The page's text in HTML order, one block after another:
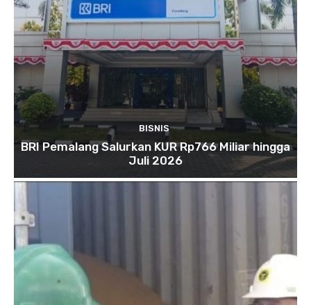
BISNIS
BRI Pemalang Salurkan KUR Rp766 Miliar hingga
Juli 2026